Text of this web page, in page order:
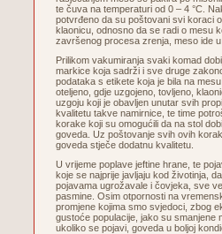
te čuva na temperaturi od 0 – 4 °C.
potvrđeno da su poštovani svi koraci
klaonicu, odnosno da se radi o mesu
završenog procesa zrenja, meso ide
Prilikom vakumiranja svaki komad
markice koja sadrži i sve druge
podataka s etikete koja je bila na
oteljeno, gdje uzgojeno, tovljeno,
uzgoju koji je obavljen unutar svih
kvalitetu takve namirnice, te time
korake koji su omogućili da na stol
goveda. Uz poštovanje svih ovih
goveda stječe dodatnu kvalitetu.
U vrijeme poplave jeftine hrane, te
koje se najprije javljaju kod životinja,
pojavama ugrožavale i čovjeka, sve
pasmine. Osim otpornosti na
promjene kojima smo svjedoci, zbog
gustoće populacije, jako su smanjene
ukoliko se pojavi, goveda u boljoj